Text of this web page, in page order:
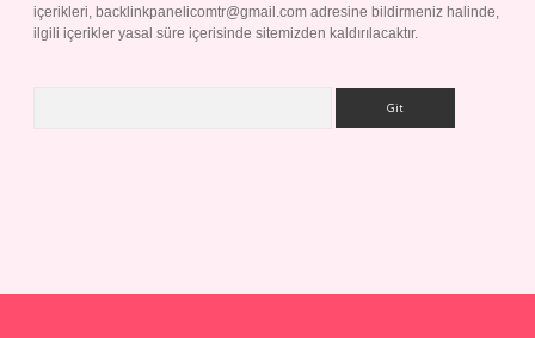
içerikleri, backlinkpanelicomtr@gmail.com adresine bildirmeniz halinde,
ilgili içerikler yasal süre içerisinde sitemizden kaldırılacaktır.